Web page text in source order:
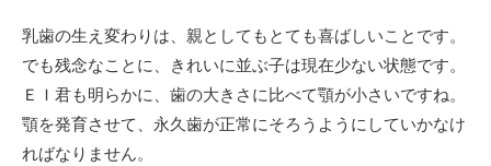
乳歯の生え変わりは、親としてもとても喜ばしいことです。
でも残念なことに、きれいに並ぶ子は現在少ない状態です。
ＥＩ君も明らかに、歯の大きさに比べて顎が小さいですね。
顎を発育させて、永久歯が正常にそろうようにしていかなけ
ればなりません。